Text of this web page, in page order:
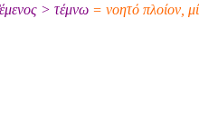
> τέμνω = νοητό πλοίον,